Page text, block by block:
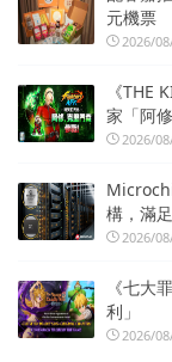
元機票
2026/
《THE
家「阿
2026/
構，滿
2026/
《七大
利」
2026/